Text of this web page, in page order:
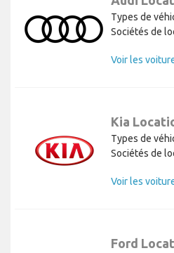
Types de
Sociétés de
Voir les
Kia
Types de
Sociétés de
Voir les
Ford